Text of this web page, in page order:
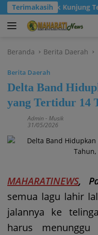
Langsung
ke
konten
Terimakasih
IPR Tak Kunjung
Beranda Berita Daerah
Berita Daerah
Delta Band
yang Tertidur 14
Admin - Musik
31/05/2026
MAHARATINEWS,
semua lagu lahir
jalannya ke
harus menunggu